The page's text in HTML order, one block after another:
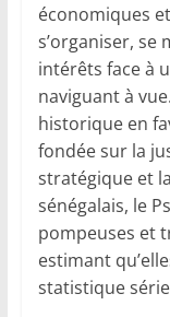
économiques
s’organiser, se
intérêts face à
naviguant à
historique en
fondée sur la
stratégique et
sénégalais, le
pompeuses et
estimant
statistique